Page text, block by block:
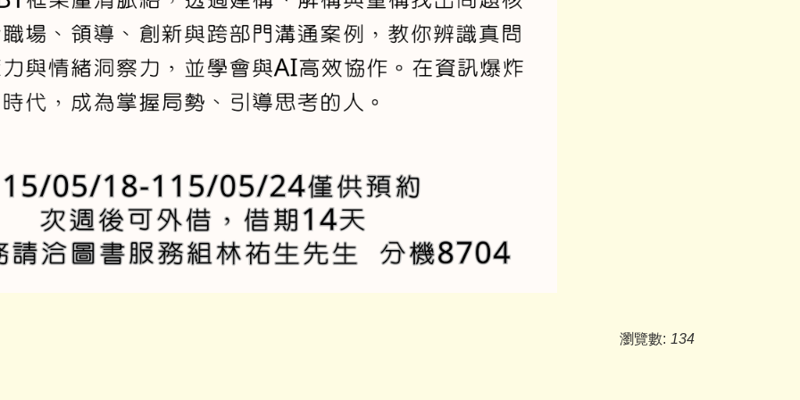
瀏覽數: 134